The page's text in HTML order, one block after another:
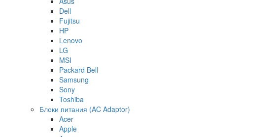
Dell
Fujitsu
HP
Lenovo
LG
MSI
Packard Bell
Samsung
Sony
Toshiba
Блоки питания (AC Adaptor)
Acer
Apple